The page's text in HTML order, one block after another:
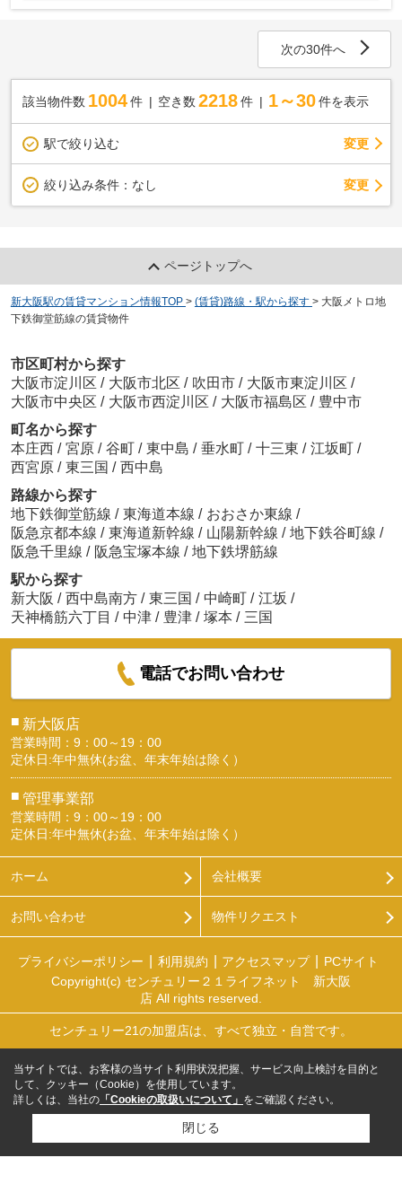
次の30件へ
該当物件数 1004件 空き数 2218 件 1～30 件を表示
駅で絞り込む 変更
絞り込み条件： なし 変更
ページトップへ
新大阪駅の賃貸マンション情報TOP > (賃貸)路線・駅から探す > 大阪メトロ地
下鉄御堂筋線の賃貸物件
市区町村から探す
大阪市淀川区 / 大阪市北区 / 吹田市 / 大阪市東淀川区 /
大阪市中央区 / 大阪市西淀川区 / 大阪市福島区 / 豊中市
町名から探す
本庄西 / 宮原 / 谷町 / 東中島 / 垂水町 / 十三東 / 江坂町 /
西宮原 / 東三国 / 西中島
路線から探す
地下鉄御堂筋線 / 東海道本線 / おおさか東線 /
阪急京都本線 / 東海道新幹線 / 山陽新幹線 / 地下鉄谷町線 /
阪急千里線 / 阪急宝塚本線 / 地下鉄堺筋線
駅から探す
新大阪 / 西中島南方 / 東三国 / 中崎町 / 江坂 /
天神橋筋六丁目 / 中津 / 豊津 / 塚本 / 三国
電話でお問い合わせ
■ 新大阪店
営業時間：9：00～19：00
定休日:年中無休(お盆、年末年始は除く）
■ 管理事業部
営業時間：9：00～19：00
定休日:年中無休(お盆、年末年始は除く）
ホーム 会社概要
お問い合わせ 物件リクエスト
プライバシーポリシー 利用規約 アクセスマップ
PCサイト
Copyright(c) センチュリー２１ライフネット 新大阪
店 All rights reserved.
センチュリー21の加盟店は、すべて独立・自営です。
当サイトでは、お客様の当サイト利用状況把握、サービス向上検討を目的と
して、クッキー（Cookie）を使用しています。
詳しくは、当社の 「Cookieの取扱いについて」 をご確認ください。
閉じる